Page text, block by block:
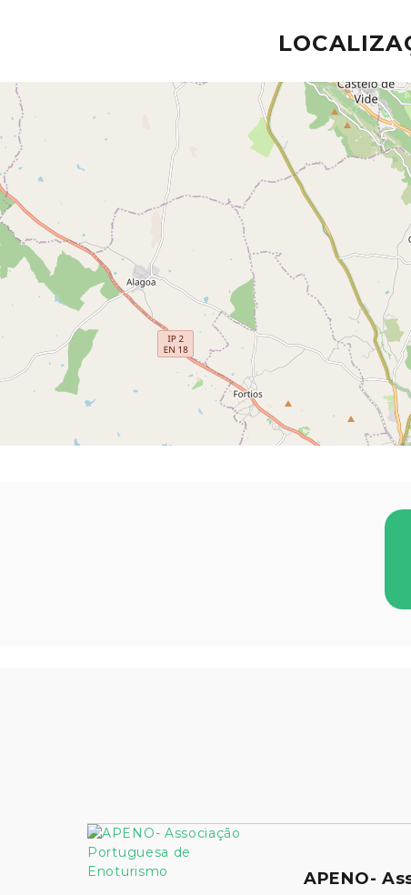
APENO-